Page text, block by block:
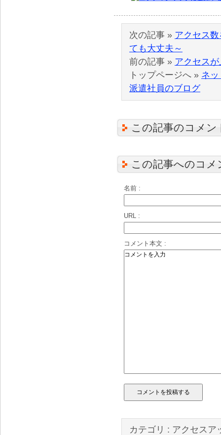
次の記事 » アクセス
ても大丈夫～
前の記事 » アクセス
トップページへ » ネ
派遣社員のブログ
この記事のコメン
この記事へのコメ
名前 :
URL :
コメント本文 :
カテゴリ : アクセスア